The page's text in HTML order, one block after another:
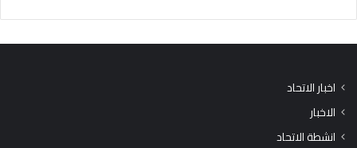
اخبار الاتحاد
الاخبار
انشطة الاتحاد